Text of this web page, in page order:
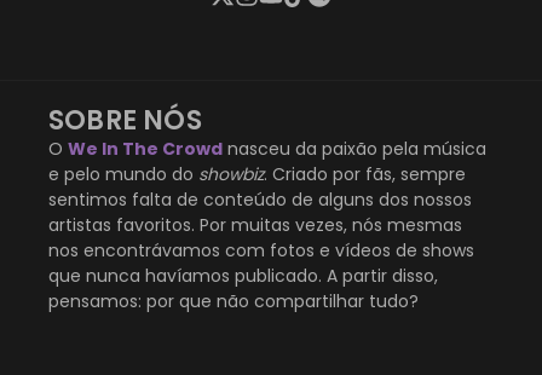
SOBRE NÓS
O We In The Crowd nasceu da paixão pela música
e pelo mundo do showbiz. Criado por fãs, sempre
sentimos falta de conteúdo de alguns dos nossos
artistas favoritos. Por muitas vezes, nós mesmas
nos encontrávamos com fotos e vídeos de shows
que nunca havíamos publicado. A partir disso,
pensamos: por que não compartilhar tudo?